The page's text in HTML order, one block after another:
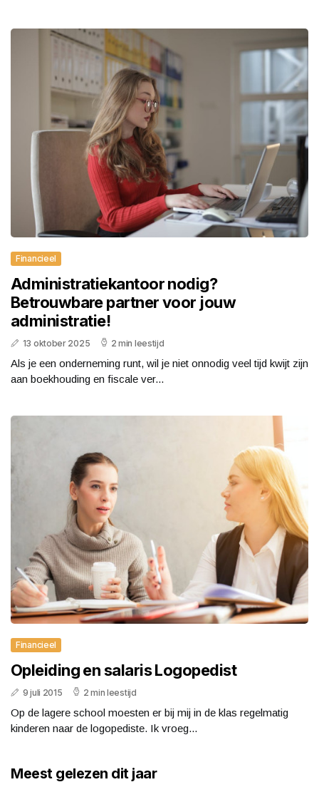
Financieel
Administratiekantoor nodig?
Betrouwbare partner voor jouw
administratie!
13 oktober 2025 2 min leestijd
Als je een onderneming runt, wil je niet onnodig veel tijd kwijt zijn
aan boekhouding en fiscale ver...
Financieel
Opleiding en salaris Logopedist
9 juli 2015 2 min leestijd
Op de lagere school moesten er bij mij in de klas regelmatig
kinderen naar de logopediste. Ik vroeg...
Meest gelezen dit jaar